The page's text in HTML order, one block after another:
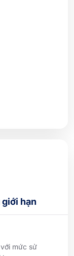
hạn
mức sử